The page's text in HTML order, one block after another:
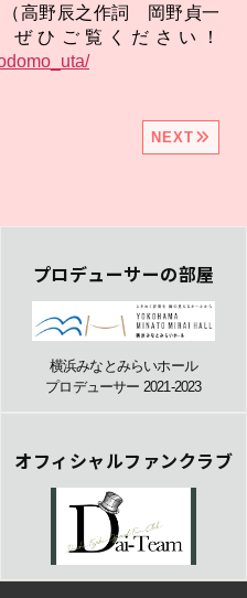
（高野辰之作詞 岡野貞一
ひご覧ください！
NEXT
プロデューサーの部屋
横浜みなとみらいホール
プロデューサー 2021-2023
オフィシャルファンクラブ